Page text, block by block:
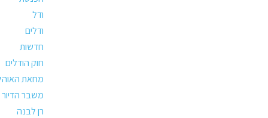
ודל
ודלים
חדשות
חוק הודלים
מחאת
משבר הדיור
רן לבנה